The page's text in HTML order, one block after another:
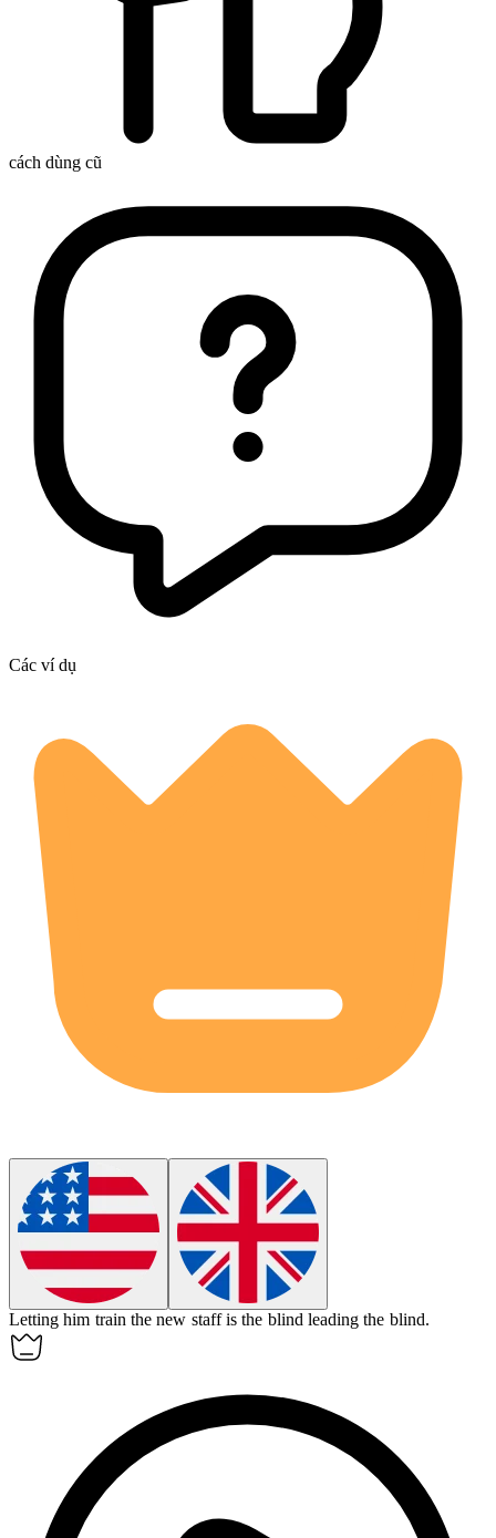
cách dùng cũ
Các ví dụ
Letting him train the new staff is the blind leading the blind.